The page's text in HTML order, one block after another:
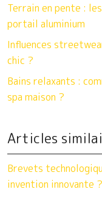
Terrain en pente :
portail aluminium
Influences
chic ?
Bains relaxants :
spa maison ?
Articles
Brevets
invention innovante ?